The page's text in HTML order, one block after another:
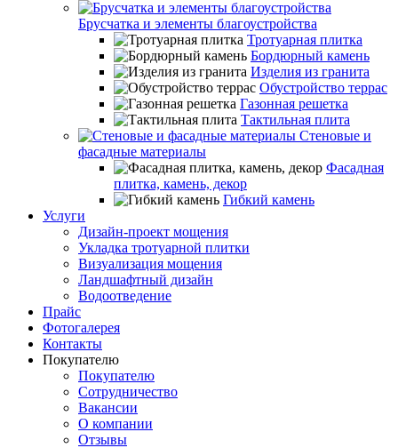
Брусчатка и элементы благоустройства
Тротуарная плитка
Бордюрный камень
Изделия из гранита
Обустройство террас
Газонная решетка
Тактильная плита
Стеновые и
фасадные материалы
Фасадная
плитка, камень, декор
Гибкий камень
Услуги
Дизайн-проект мощения
Укладка тротуарной плитки
Визуализация мощения
Ландшафтный дизайн
Водоотведение
Прайс
Фотогалерея
Контакты
Покупателю
Покупателю
Сотрудничество
Вакансии
О компании
Отзывы